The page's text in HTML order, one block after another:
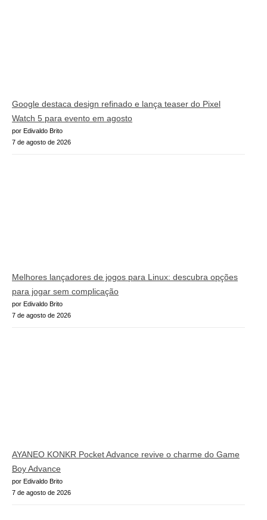
Google destaca design refinado e lança teaser do Pixel
Watch 5 para evento em agosto
por Edivaldo Brito
7 de agosto de 2026
Melhores lançadores de jogos para Linux: descubra opções
para jogar sem complicação
por Edivaldo Brito
7 de agosto de 2026
AYANEO KONKR Pocket Advance revive o charme do Game
Boy Advance
por Edivaldo Brito
7 de agosto de 2026